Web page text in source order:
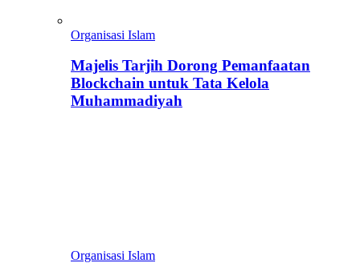
Organisasi Islam
Majelis Tarjih Dorong Pemanfaatan
Blockchain untuk Tata Kelola
Muhammadiyah
Organisasi Islam